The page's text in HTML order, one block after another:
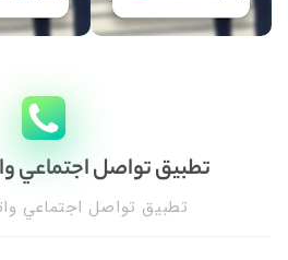
تطبيق تواصل اجتماعي
تطبيق تواصل اجتماعي